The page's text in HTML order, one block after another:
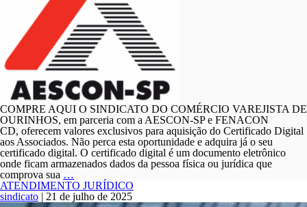
COMPRE AQUI O SINDICATO DO COMÉRCIO VAREJISTA DE
OURINHOS, em parceria com a AESCON-SP e FENACON
CD, oferecem valores exclusivos para aquisição do Certificado Digital
aos Associados. Não perca esta oportunidade e adquira já o seu
certificado digital. O certificado digital é um documento eletrônico
onde ficam armazenados dados da pessoa física ou jurídica que
comprova sua …
Digital
ATENDIMENTO JURÍDICO
sindicato | 21 de julho de 2025